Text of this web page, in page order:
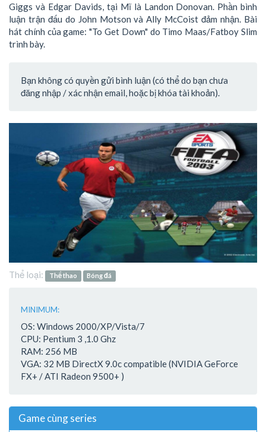
Giggs và Edgar Davids, tại Mĩ là Landon Donovan. Phần bình
luận trận đấu do John Motson và Ally McCoist đảm nhận. Bài
hát chính của game: "To Get Down" do Timo Maas/Fatboy Slim
trình bày.
Bạn không có quyền gửi bình luận (có thể do bạn chưa
đăng nhập / xác nhận email, hoặc bị khóa tài khoản).
Thể loại: Thể thao Bóng đá
MINIMUM:
OS: Windows 2000/XP/Vista/7
CPU: Pentium 3 ,1.0 Ghz
RAM: 256 MB
VGA: 32 MB DirectX 9.0c compatible (NVIDIA GeForce
FX+ / ATI Radeon 9500+ )
Game cùng series